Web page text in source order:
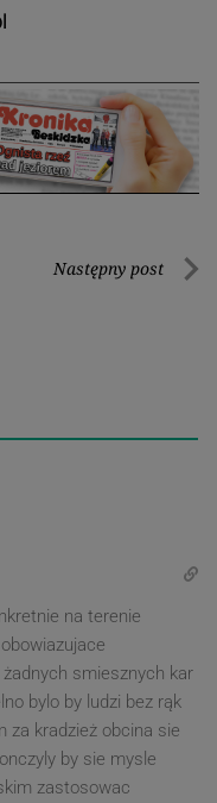
Następny post
na terenie
smiesznych kar
bylo by ludzi bez rąk
za kradzież obcina sie
by sie mysle
zastosowac